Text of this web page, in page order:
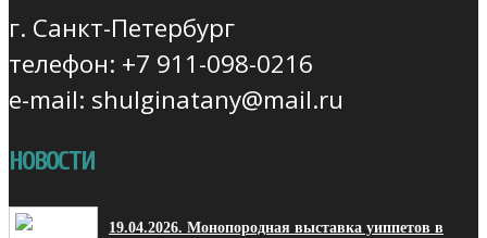
г. Санкт-Петербург
телефон: +7 911-098-0216
e-mail: shulginatany@mail.ru
НОВОСТИ
19.04.2026. Монопородная выставка уиппетов в